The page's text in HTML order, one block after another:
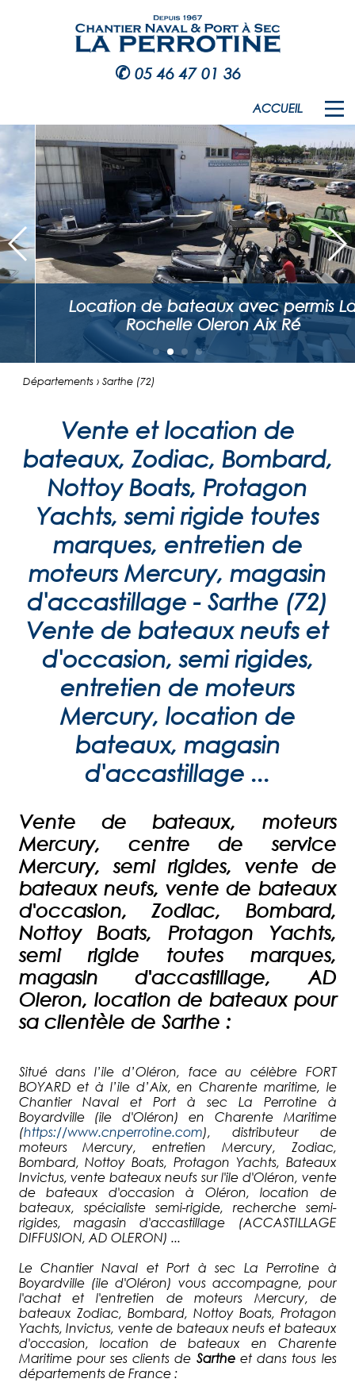
✆ 05 46 47 01 36
ACCUEIL
Location de bateaux avec permis La
Rochelle Oleron Aix Ré
Départements › Sarthe (72)
Vente et location de
bateaux, Zodiac, Bombard,
Nottoy Boats, Protagon
Yachts, semi rigide toutes
marques, entretien de
moteurs Mercury, magasin
d'accastillage - Sarthe (72)
Vente de bateaux neufs et
d'occasion, semi rigides,
entretien de moteurs
Mercury, location de
bateaux, magasin
d'accastillage ...
Vente de bateaux, moteurs
Mercury, centre de service
Mercury, semi rigides, vente de
bateaux neufs, vente de bateaux
d'occasion, Zodiac, Bombard,
Nottoy Boats, Protagon Yachts,
semi rigide toutes marques,
magasin d'accastillage, AD
Oleron, location de bateaux pour
sa clientèle de Sarthe :
Situé dans l’ile d’Oléron, face au célèbre FORT
BOYARD et à l’ile d’Aix, en Charente maritime, le
Chantier Naval et Port à sec La Perrotine à
Boyardville (ile d'Oléron) en Charente Maritime
(https://www.cnperrotine.com), distributeur de
moteurs Mercury, entretien Mercury, Zodiac,
Bombard, Nottoy Boats, Protagon Yachts, Bateaux
Invictus, vente bateaux neufs sur l'ile d'Oléron, vente
de bateaux d'occasion à Oléron, location de
bateaux, spécialiste semi-rigide, recherche semi-
rigides, magasin d'accastillage (ACCASTILLAGE
DIFFUSION, AD OLERON) ...
Le Chantier Naval et Port à sec La Perrotine à
Boyardville (ile d'Oléron) vous accompagne, pour
l'achat et l'entretien de moteurs Mercury, de
bateaux Zodiac, Bombard, Nottoy Boats, Protagon
Yachts, Invictus, vente de bateaux neufs et bateaux
d'occasion, location de bateaux en Charente
Maritime pour ses clients de Sarthe et dans tous les
départements de France :